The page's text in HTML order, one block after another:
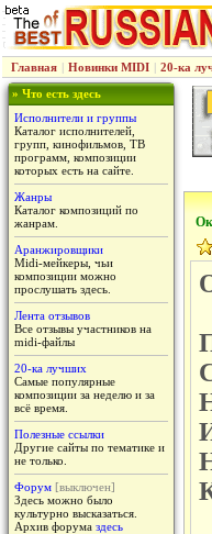
Главная | Новинки MIDI | 20-ка
» Что есть здесь
Исполнители и группы
Каталог исполнителей,
групп, кинофильмов, ТВ
программ, композиции
которых есть на сайте.
Жанры
Каталог композиций по
жанрам.
Аранжировщики
Midi-мейкеры, чьи
композиции можно
прослушать здесь.
Лента отзывов
Все отзывы участников на
midi-файлы
20-ка лучших
Самые популярные
композиции за неделю и за
всё время.
Полезные ссылки
Другие сайты по тематике и
не только.
Форум [выключен]
Здесь можно было
культурно высказаться.
Архив форума здесь